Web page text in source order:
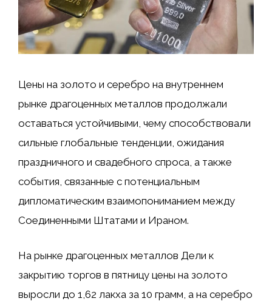
Цены на золото и серебро на внутреннем
рынке драгоценных металлов продолжали
оставаться устойчивыми, чему способствовали
сильные глобальные тенденции, ожидания
праздничного и свадебного спроса, а также
события, связанные с потенциальным
дипломатическим взаимопониманием между
Соединенными Штатами и Ираном.
На рынке драгоценных металлов Дели к
закрытию торгов в пятницу цены на золото
выросли до 1,62 лакха за 10 грамм, а на серебро